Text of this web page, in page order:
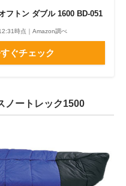
フトン ダブル 1600 BD-051
時点｜Amazon調べ
ぐチェック
ートレック1500